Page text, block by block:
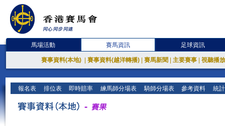
馬場活動 賽馬資訊 足球資訊
賽事資料(本地) 賽事資料(越洋轉播) 賽馬新聞 主要賽事 視聽播
報名表 排位表 即時賠率 練馬師分場表 騎師分場表 參考資料 統